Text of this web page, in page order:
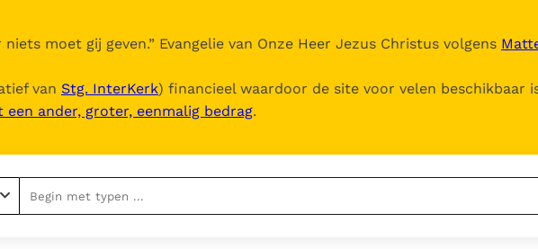
moet gij geven.” Evangelie van Onze Heer Jezus Christus volgens
van Stg. InterKerk) financieel waardoor de site voor velen beschikbaar
een ander, groter, eenmalig bedrag.